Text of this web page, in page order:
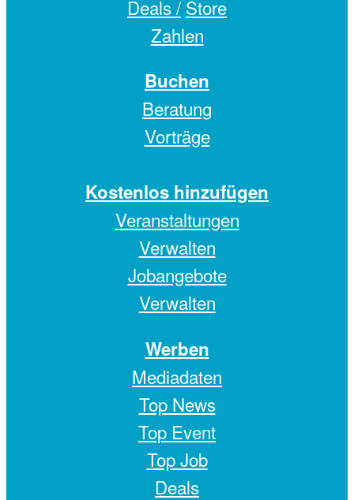
Deals / Store
Zahlen
Buchen
Beratung
Vorträge
Kostenlos hinzufügen
Veranstaltungen
Verwalten
Jobangebote
Verwalten
Werben
Mediadaten
Top News
Top Event
Top Job
Deals